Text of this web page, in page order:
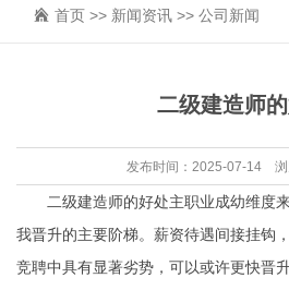
首页 >> 新闻资讯 >> 公司新闻
二级建造师
发布时间：2025-07-14 浏
二级建造师的好处主职业成幼维度
我晋升的主要阶梯。薪资待遇间接挂钩
竞聘中具有显著劣势，可以或许更快晋